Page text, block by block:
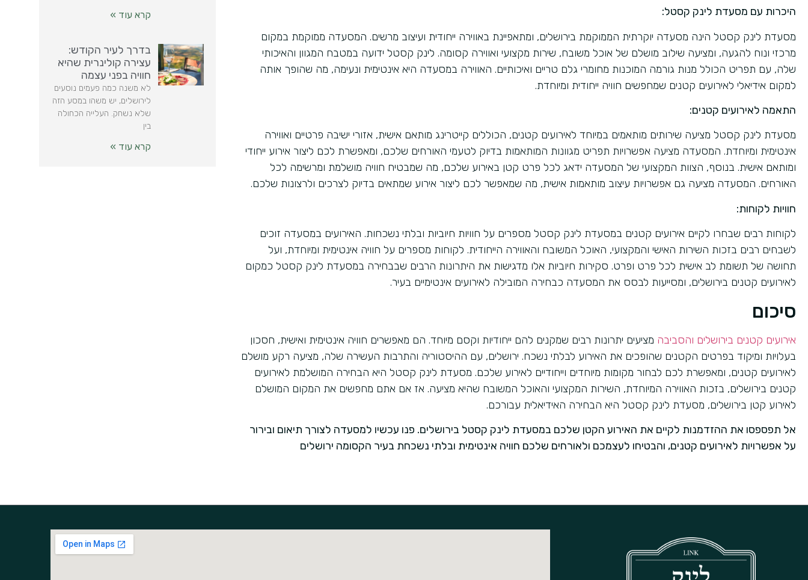
היכרות עם מסעדת לינק קסטל:
מסעדת לינק קסטל הינה מסעדה יוקרתית הממוקמת בירושלים, ומתאפיינת באווירה ייחודית ועיצוב מרשים. המסעדה ממוקמת במקום
מרכזי ונוח להגעה, ומציעה שילוב מושלם של אוכל משובח, שירות מקצועי ואווירה קסומה. לינק קסטל ידועה במטבח המגוון והאיכותי
שלה, עם תפריט הכולל מנות גורמה המוכנות מחומרי גלם טריים ואיכותיים. האווירה במסעדה היא אינטימית ונעימה, מה שהופך אותה
למקום אידיאלי לאירועים קטנים שמחפשים חוויה ייחודית ומיוחדת.
התאמה לאירועים קטנים:
מסעדת לינק קסטל מציעה שירותים מותאמים במיוחד לאירועים קטנים, הכוללים קייטרינג מותאם אישית, אזורי ישיבה פרטיים ואווירה
אינטימית ומיוחדת. המסעדה מציעה אפשרויות תפריט מגוונות המותאמות בדיוק לטעמי האורחים שלכם, ומאפשרת לכם ליצור אירוע ייחודי
ומותאם אישית. בנוסף, הצוות המקצועי של המסעדה ידאג לכל פרט קטן באירוע שלכם, מה שמבטיח חוויה מושלמת ומרשימה לכל
האורחים. המסעדה מציעה גם אפשרויות עיצוב מותאמות אישית, מה שמאפשר לכם ליצור אירוע שמתאים בדיוק לצרכים ולרצונות שלכם.
חוויות לקוחות:
לקוחות רבים שבחרו לקיים אירועים קטנים במסעדת לינק קסטל מספרים על חוויות חיוביות ובלתי נשכחות. האירועים במסעדה זוכים
לשבחים רבים בזכות השירות האישי והמקצועי, האוכל המשובח והאווירה הייחודית. לקוחות מספרים על חוויה אינטימית ומיוחדת, ועל
תחושה של תשומת לב אישית לכל פרט ופרט. סקירות חיוביות אלו מדגישות את היתרונות הרבים שבבחירה במסעדת לינק קסטל כמקום
לאירועים קטנים בירושלים, ומסייעות לבסס את המסעדה כבחירה המובילה לאירועים אינטימיים בעיר.
סיכום
אירועים קטנים בירושלים והסביבה מציעים יתרונות רבים שמקנים להם ייחודיות וקסם מיוחד. הם מאפשרים חוויה אינטימית ואישית, חסכון
בעלויות ומיקוד בפרטים הקטנים שהופכים את האירוע לבלתי נשכח. ירושלים, עם ההיסטוריה והתרבות העשירה שלה, מציעה רקע מושלם
לאירועים קטנים, ומאפשרת לכם לבחור מקומות מיוחדים וייחודיים לאירוע שלכם. מסעדת לינק קסטל היא הבחירה המושלמת לאירועים
קטנים בירושלים, בזכות האווירה המיוחדת, השירות המקצועי והאוכל המשובח שהיא מציעה. אז אם אתם מחפשים את המקום המושלם
לאירוע קטן בירושלים, מסעדת לינק קסטל היא הבחירה האידיאלית עבורכם.
אל תפספסו את ההזדמנות לקיים את האירוע הקטן שלכם במסעדת לינק קסטל בירושלים. פנו עכשיו למסעדה לצורך תיאום ובירור
על אפשרויות לאירועים קטנים, והבטיחו לעצמכם ולאורחים שלכם חוויה אינטימית ובלתי נשכחת בעיר הקסומה ירושלים
קרא עוד »
בדרך לעיר הקודש:
עצירה קולינרית שהיא
חוויה בפני עצמה
לא משנה כמה פעמים נוסעים
לירושלים, יש משהו במסע הזה
שלא נשחק. העלייה הכחולה
בין
קרא עוד »